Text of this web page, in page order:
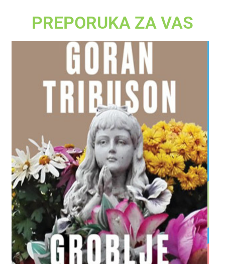
PREPORUKA ZA VAS